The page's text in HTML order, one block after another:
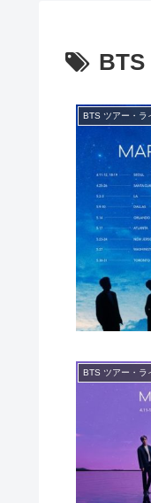
BTS
BTS ツアー・ラ
BTS ツアー・ラ